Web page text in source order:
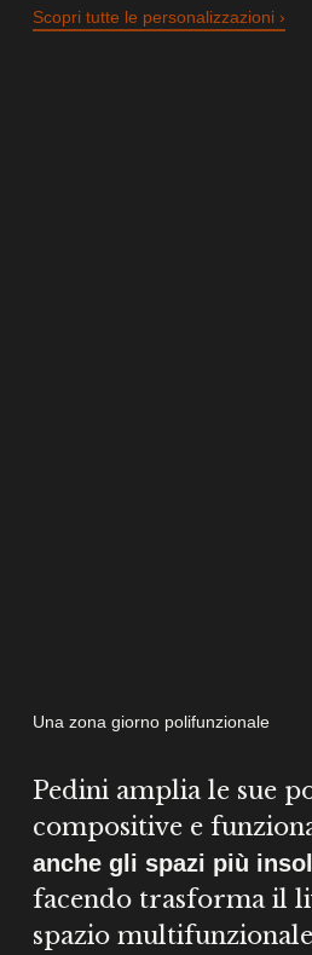
Scopri tutte le personalizzazioni ›
Una zona giorno polifunzionale
Pedini amplia le sue
compositive e
anche gli spazi più
facendo trasforma il
spazio